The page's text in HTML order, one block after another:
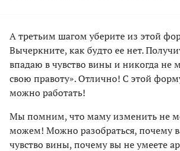
А третьим шагом уберите из этой
Вычеркните, как будто ее нет.
впадаю в чувство вины и никогда не
свою правоту». Отлично! С этой
можно работать!
Мы помним, что маму изменить не
можем! Можно разобраться, почему
чувство вины, почему вы не умеете